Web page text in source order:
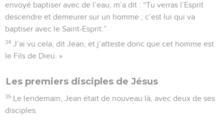
envoyé baptiser avec de l’eau, m’a dit : “Tu verras l’Esprit
descendre et demeurer sur un homme ; c’est lui qui va
baptiser avec le Saint-Esprit.”
34 J’ai vu cela, dit Jean, et j’atteste donc que cet homme est
le Fils de Dieu. »
Les premiers disciples de Jésus
35 Le lendemain, Jean était de nouveau là, avec deux de ses
disciples.